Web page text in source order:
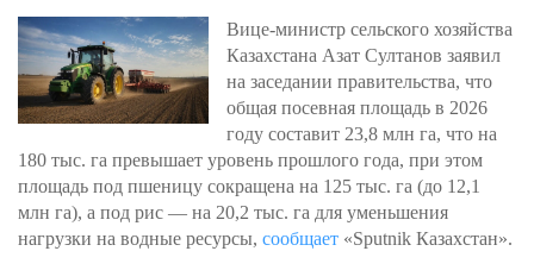
Вице-министр сельского хозяйства
Казахстана Азат Султанов заявил
на заседании правительства, что
общая посевная площадь в 2026
году составит 23,8 млн га, что на
180 тыс. га превышает уровень прошлого года, при этом
площадь под пшеницу сокращена на 125 тыс. га (до 12,1
млн га), а под рис — на 20,2 тыс. га для уменьшения
нагрузки на водные ресурсы, сообщает «Sputnik Казахстан».